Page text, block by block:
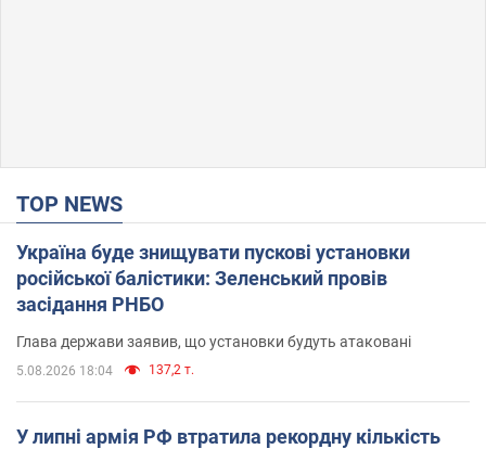
TOP NEWS
Україна буде знищувати пускові установки
російської балістики: Зеленський провів
засідання РНБО
Глава держави заявив, що установки будуть атаковані
5.08.2026 18:04 137,2 т.
У липні армія РФ втратила рекордну кількість